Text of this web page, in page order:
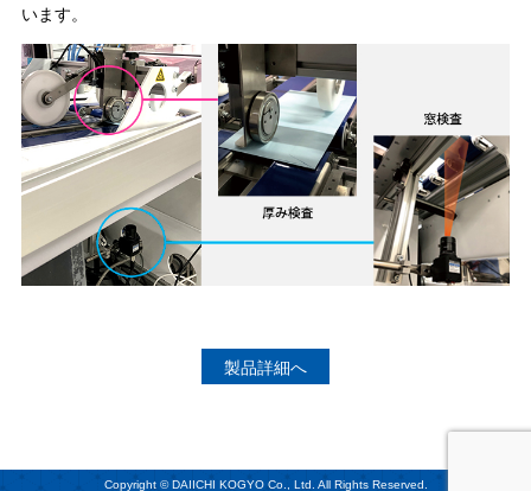
います。
製品詳細へ
Copyright © DAIICHI KOGYO Co., Ltd. All Rights Reserved.